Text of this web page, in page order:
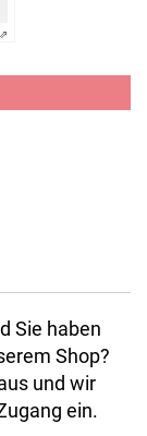
Sie haben
Shop?
und wir
ein.